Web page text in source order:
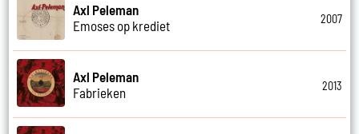
Axl Peleman
Emoses op krediet
2007
Axl Peleman
Fabrieken
2013